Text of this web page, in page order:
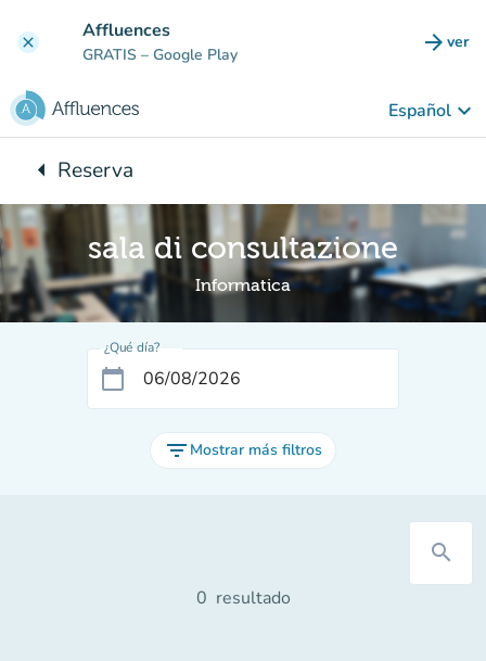
clear Affluences
GRATIS – Google Play arrow_forward ver
Español keyboard_arrow_down
arrow_leftVuelta:
Reserva
sala di consultazione
Informatica
¿Qué día?
calendar_today
filter_list Mostrar más filtros
search
0 resultado